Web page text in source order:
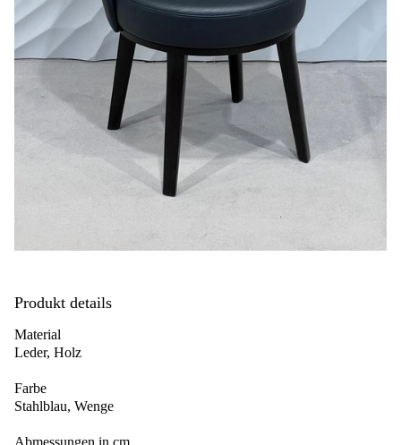
Produkt details
Material
Leder, Holz
Farbe
Stahlblau, Wenge